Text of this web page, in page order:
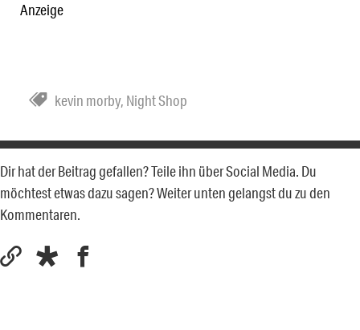
Anzeige
kevin morby, Night Shop
Dir hat der Beitrag gefallen? Teile ihn über Social Media. Du
möchtest etwas dazu sagen? Weiter unten gelangst du zu den
Kommentaren.